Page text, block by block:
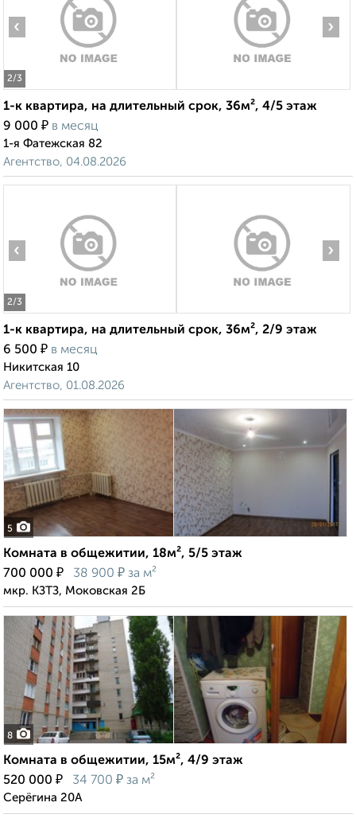
2/3
‹ ›
1-к квартира, на длительный срок, 36м², 4/5 этаж
9 000 ₽ в месяц
1-я Фатежская 82
Агентство, 04.08.2026
2/3
‹ ›
1-к квартира, на длительный срок, 36м², 2/9 этаж
6 500 ₽ в месяц
Никитская 10
Агентство, 01.08.2026
5
Комната в общежитии, 18м², 5/5 этаж
700 000 ₽ 38 900 ₽ за м²
мкр. КЗТЗ, Моковская 2Б
8
Комната в общежитии, 15м², 4/9 этаж
520 000 ₽ 34 700 ₽ за м²
Серёгина 20А